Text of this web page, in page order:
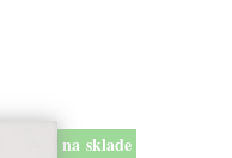
na sklade